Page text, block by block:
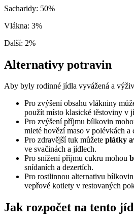
Sacharidy: 50%
Vlákna: 3%
Další: 2%
Alternativy potravin
Aby byly rodinné jídla vyvážená a
Pro zvýšení obsahu vlákniny
použít místo klasické těstoviny v
Pro zvýšení příjmu bílkovin
mleté hovězí maso v polévkách a
Pro zdravější tuk můžete plátky
ve svačinách a jídlech.
Pro snížení příjmu cukru mohou
snídaních a dezertích.
Pro rostlinnou alternativu
vepřové kotlety v restovaných
Jak rozpočet na tento